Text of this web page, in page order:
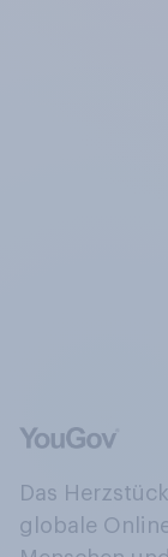
Das
globale